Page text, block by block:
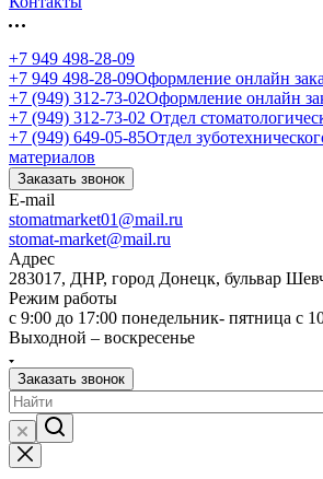
+7 949 498-28-09
+7 949 498-28-09Оформление онлайн
+7 (949) 312-73-02Оформление онлайн
+7 (949) 312-73-02 Отдел
+7 (949) 649-05-85Отдел
материалов
Заказать звонок
E-mail
stomatmarket01@mail.ru
stomat-market@mail.ru
Адрес
283017, ДНР, город Донецк, бульвар
Режим работы
с 9:00 до 17:00 понедельник- пятница с
Выходной – воскресенье
Заказать звонок